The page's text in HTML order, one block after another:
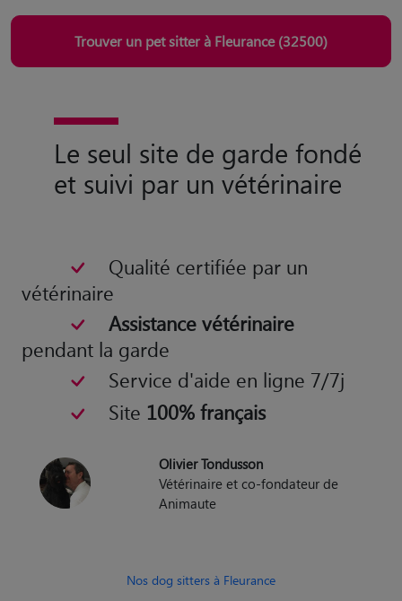
Trouver un pet sitter à Fleurance (32500)
Le seul site de garde fondé
et suivi par un vétérinaire
Qualité certifiée par un
vétérinaire
Assistance vétérinaire
pendant la garde
Service d'aide en ligne 7/7j
Site 100% français
Olivier Tondusson
Vétérinaire et co-fondateur de
Animaute
Nos dog sitters à Fleurance